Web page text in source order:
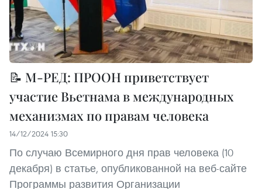
📝 М-РЕД: ПРООН приветствует
участие Вьетнама в международных
механизмах по правам человека
14/12/2024 15:30
По случаю Всемирного дня прав человека (10
декабря) в статье, опубликованной на веб-сайте
Программы развития Организации